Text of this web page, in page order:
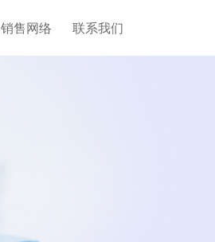
销售网络 联系我们